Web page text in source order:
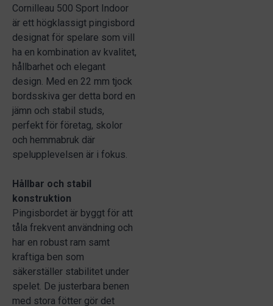
Cornilleau 500 Sport Indoor
är ett högklassigt pingisbord
designat för spelare som vill
ha en kombination av kvalitet,
hållbarhet och elegant
design. Med en 22 mm tjock
bordsskiva ger detta bord en
jämn och stabil studs,
perfekt för företag, skolor
och hemmabruk där
spelupplevelsen är i fokus.
Hållbar och stabil
konstruktion
Pingisbordet är byggt för att
tåla frekvent användning och
har en robust ram samt
kraftiga ben som
säkerställer stabilitet under
spelet. De justerbara benen
med stora fötter gör det